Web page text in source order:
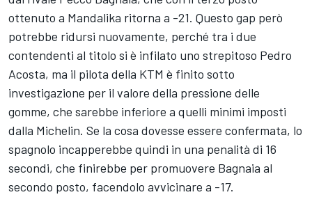
ottenuto a Mandalika ritorna a -21. Questo gap però
potrebbe ridursi nuovamente, perché tra i due
contendenti al titolo si è infilato uno strepitoso Pedro
Acosta, ma il pilota della KTM è finito sotto
investigazione per il valore della pressione delle
gomme, che sarebbe inferiore a quelli minimi imposti
dalla Michelin. Se la cosa dovesse essere confermata, lo
spagnolo incapperebbe quindi in una penalità di 16
secondi, che finirebbe per promuovere Bagnaia al
secondo posto, facendolo avvicinare a -17.